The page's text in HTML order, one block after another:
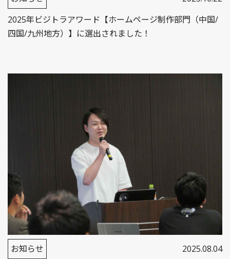
2025年ビジトラアワード【ホームページ制作部門（中国/
四国/九州地方​）】に選出されました！
お知らせ
2025.08.04